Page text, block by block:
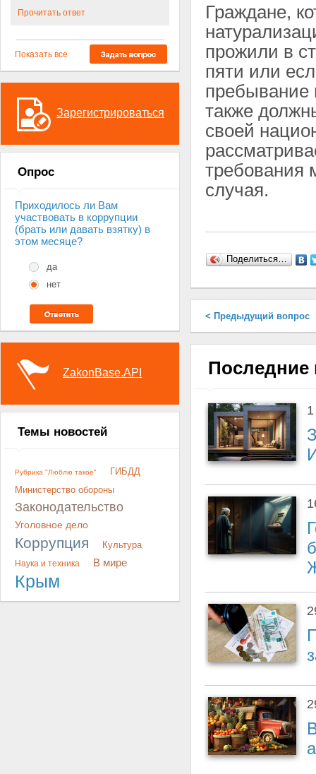
Прочитать ответ
Показать все
Зарегистрироваться
Опрос
Приходилось ли Вам
участвовать в коррупции
(брать или давать взятку) в
этом месяце?
да
нет
ZakonBase.API
Темы новостей
Рубрика "Люблю такое"
ГИБДД
Министерство обороны
Законодательство
Уголовное дело
Коррупция Культура
Наука и техника В мире
Крым
Граждане,
прожили в
пяти или
пребывание
также
своей
требования
случая.
Поделиться…
< Предыдущий вопрос
Последние